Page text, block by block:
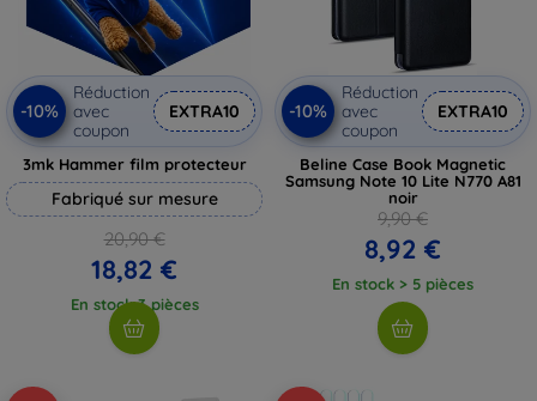
-10%
Réduction
avec
coupon
EXTRA10
3mk Hammer film protecteur
Fabriqué sur mesure
20,90 €
18,82 €
En stock 3 pièces
-10%
Réduction
avec
coupon
EXTRA10
Beline Case Book Magnetic
Samsung Note 10 Lite N770 A81
noir
9,90 €
8,92 €
En stock > 5 pièces